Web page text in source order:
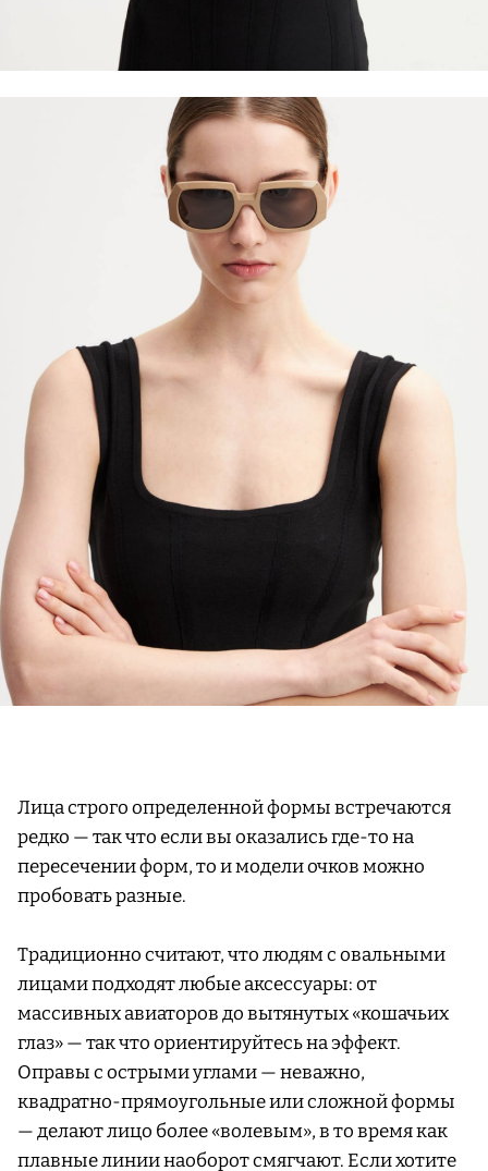
Лица строго определенной формы встречаются
редко — так что если вы оказались где-то на
пересечении форм, то и модели очков можно
пробовать разные.
Традиционно считают, что людям с овальными
лицами подходят любые аксессуары: от
массивных авиаторов до вытянутых «кошачьих
глаз» — так что ориентируйтесь на эффект.
Оправы с острыми углами — неважно,
квадратно-прямоугольные или сложной формы
— делают лицо более «волевым», в то время как
плавные линии наоборот смягчают. Если хотите